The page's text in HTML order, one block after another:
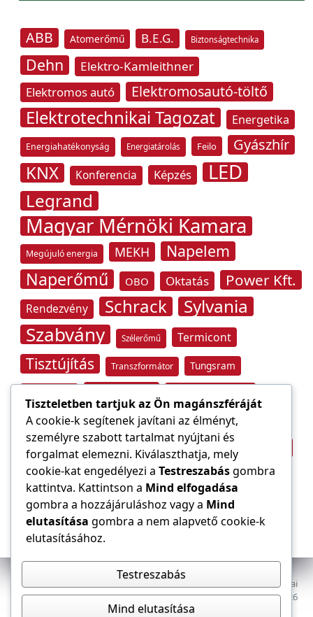
ABB Atomerőmű B.E.G. Biztonságtechnika
Dehn
Elektro-Kamleithner
Elektromos autó
Elektromosautó-töltő
Elektrotechnikai Tagozat Energetika
Energiahatékonyság Energiatárolás Feilo Gyászhír
KNX Konferencia Képzés LED
Legrand
Magyar Mérnöki Kamara
Megújuló energia MEKH Napelem
Naperőmű OBO Oktatás Power Kft.
Rendezvény Schrack Sylvania
Szabvány Szélerőmű Termicont
Tisztújítás Transzformátor Tungsram
Villámvédelem
Világítástechnika Áramfogyasztás
Áramszolgáltató Építőipar átviteli hálózat
Az E-VILLAMOS szaklap a Magyar Mérnöki Kamara Elektrotechnikai
Tagozatának lapja. Minden jog fenntartva, © 2009–2026
Tiszteletben tartjuk az Ön magánszféráját
A cookie-k segítenek javítani az élményt,
személyre szabott tartalmat nyújtani és
forgalmat elemezni. Kiválaszthatja, mely
cookie-kat engedélyezi a Testreszabásgombra
kattintva. Kattintson a Mind elfogadása
gombra a hozzájáruláshoz vagy a Mind
elutasítása gombra a nem alapvető cookie-k
elutasításához.
Testreszabás
Mind elutasítása